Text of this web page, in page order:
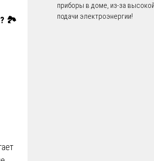
🏞️
приборы в доме, из-за высокой
подачи электроэнергии!